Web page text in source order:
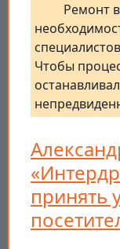
Ремонт
Чтобы
принять